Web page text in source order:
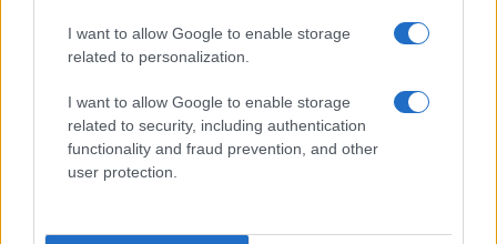
I want to allow Google to enable storage
related to personalization.
I want to allow Google to enable storage
related to security, including authentication
functionality and fraud prevention, and other
user protection.
Come organizzare una stireria salvaspazio con il
carrello RÅSKOG di IKEA
Matteo Pellegrino · 10 Ago 2026